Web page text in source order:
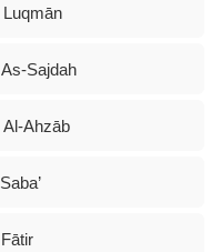
Luqmān
Sajdah
Al-Ahzāb